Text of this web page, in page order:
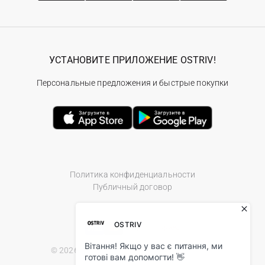
Политика конфиденциальности
Публичный договор
© 2026 Ostriv.ua Store. All Rights Reserved.
УСТАНОВИТЕ ПРИЛОЖЕНИЕ OSTRIV!
Персональные предложения и быстрые покупки